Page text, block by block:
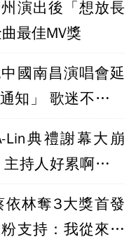
演出後「想放長
最佳MV獎
國南昌演唱會延
知」 歌迷不滿：
Lin典禮謝幕大崩
持人好累啊我要
林奪3大獎首發
支持：我從來不